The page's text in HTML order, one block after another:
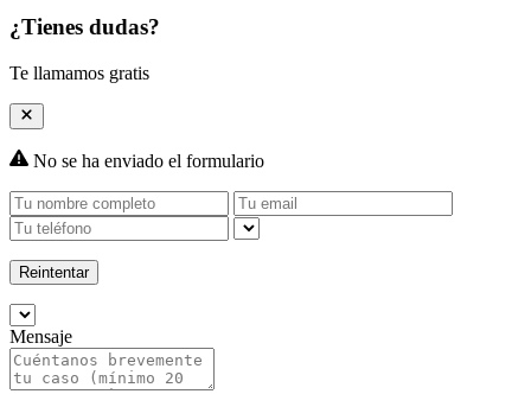
¿Tienes dudas?
Te llamamos gratis
No se ha enviado el formulario
Reintentar
Mensaje